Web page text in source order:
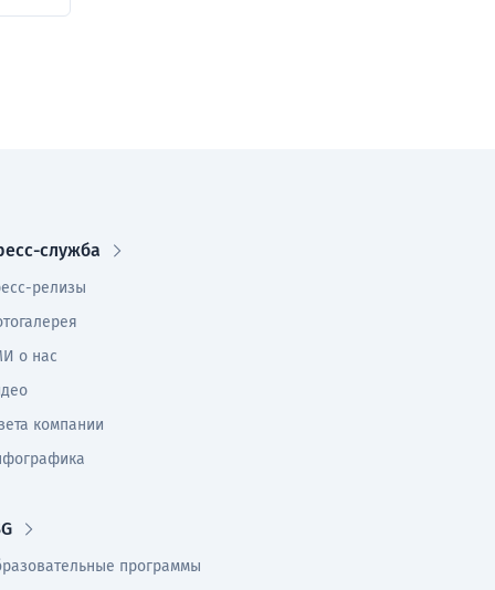
служба
релизы
о нас
компании
программы